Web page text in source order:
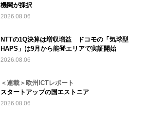
機関が採択
2026.08.06
NTTの1Q決算は増収増益 ドコモの「気球型
HAPS」は9月から能登エリアで実証開始
2026.08.06
＜連載＞欧州ICTレポート
スタートアップの国エストニア
2026.08.06